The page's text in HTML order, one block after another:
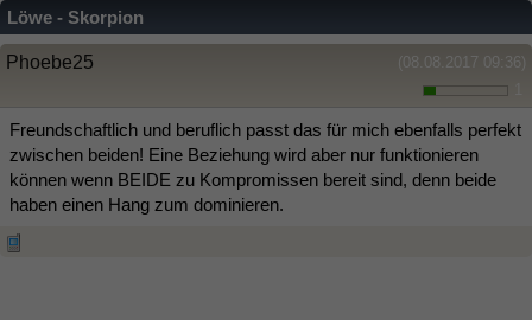
Löwe - Skorpion
(08.08.2017 09:36)
Phoebe25
Freundschaftlich und beruflich passt das für mich ebenfalls perfekt
zwischen beiden! Eine Beziehung wird aber nur funktionieren
können wenn BEIDE zu Kompromissen bereit sind, denn beide
haben einen Hang zum dominieren.